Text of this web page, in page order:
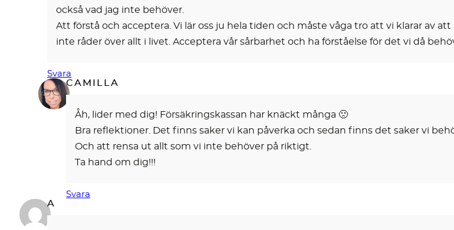
också vad jag inte behöver.
Att förstå och acceptera. Vi lär oss ju hela tiden och måste våga tro att vi klarar av
inte råder över allt i livet. Acceptera vår sårbarhet och ha förståelse för det vi då
Svara
CAMILLA
Åh, lider med dig! Försäkringskassan har knäckt många 🙁
Bra reflektioner. Det finns saker vi kan påverka och sedan finns det saker vi
Och att rensa ut allt som vi inte behöver på riktigt.
Ta hand om dig!!!
Svara
A